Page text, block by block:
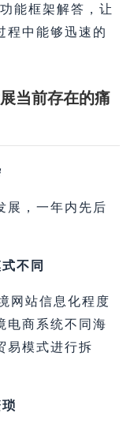
能框架解答，让
程中能够迅速的
当前存在的痛
展，一年内先后
模式不同
网站信息化程度
电商系统不同海
易模式进行拆